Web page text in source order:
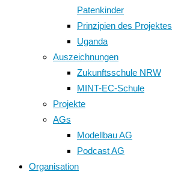
Patenkinder
Prinzipien des Projektes
Uganda
Auszeichnungen
Zukunftsschule NRW
MINT-EC-Schule
Projekte
AGs
Modellbau AG
Podcast AG
Organisation